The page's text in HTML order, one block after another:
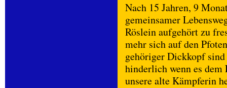
Nach 15 Jahren, 9
gemeinsamer
Röslein aufgehört zu
mehr sich auf den
gehöriger Dickkopf
hinderlich wenn es
unsere alte Kämpferin